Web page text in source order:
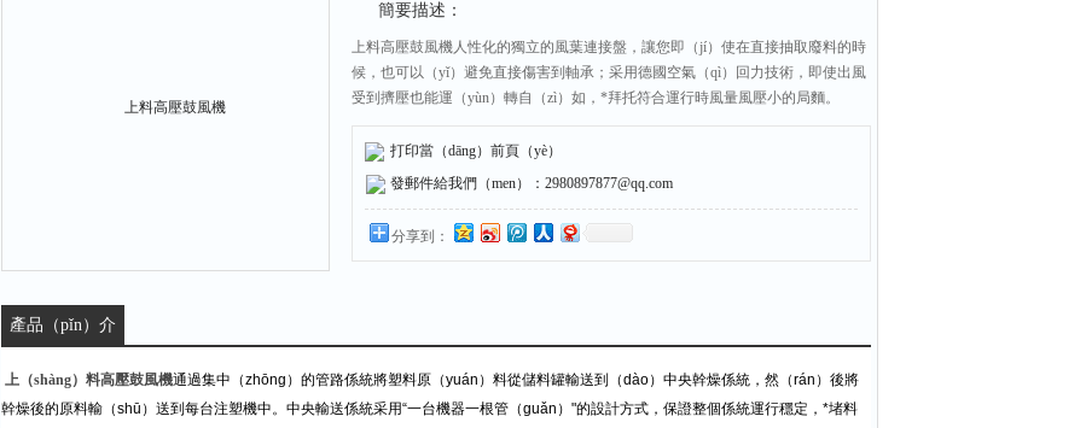
簡要描述：
上料高壓鼓風機人性化的獨立的風葉連接盤，讓您即（jí）使在直接抽取廢料的時
候，也可以（yǐ）避免直接傷害到軸承；采用德國空氣（qì）回力技術，即使出風
受到擠壓也能運（yùn）轉自（zì）如，*拜托符合運行時風量風壓小的局麵。
打印當（dāng）前頁（yè）
發郵件給我們（men）：2980897877@qq.com
分享到：
產品（pǐn）介
上（shàng）料高壓鼓風機通過集中（zhōng）的管路係統將塑料原（yuán）料從儲料罐輸送到（dào）中央幹燥係統，然（rán）後將
幹燥後的原料輸（shū）送到每台注塑機中。中央輸送係統采用“一台機器一根管（guǎn）"的設計方式，保證整個係統運行穩定，*堵料